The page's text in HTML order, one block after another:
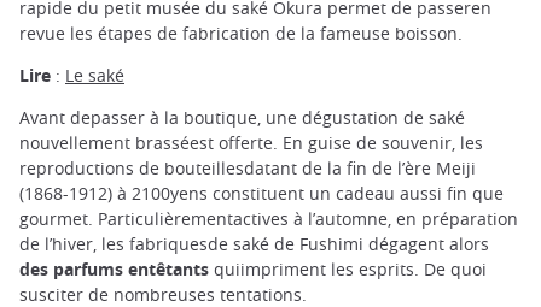
rapide du petit musée du saké Okura permet de passeren
revue les étapes de fabrication de la fameuse boisson.
Lire : Le saké
Avant depasser à la boutique, une dégustation de saké
nouvellement brasséest offerte. En guise de souvenir, les
reproductions de bouteillesdatant de la fin de l’ère Meiji
(1868-1912) à 2100yens constituent un cadeau aussi fin que
gourmet. Particulièrementactives à l’automne, en préparation
de l’hiver, les fabriquesde saké de Fushimi dégagent alors
des parfums entêtants quiimpriment les esprits. De quoi
susciter de nombreuses tentations.